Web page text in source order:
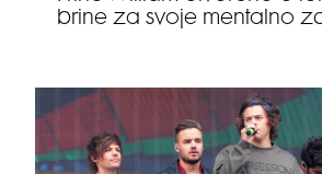
brine za svoje mentalno